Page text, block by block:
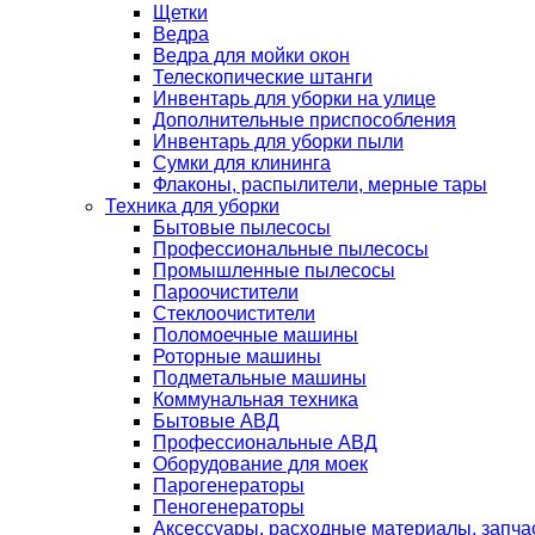
Щетки
Ведра
Ведра для мойки окон
Телескопические штанги
Инвентарь для уборки на улице
Дополнительные приспособления
Инвентарь для уборки пыли
Сумки для клининга
Флаконы, распылители, мерные тары
Техника для уборки
Бытовые пылесосы
Профессиональные пылесосы
Промышленные пылесосы
Пароочистители
Стеклоочистители
Поломоечные машины
Роторные машины
Подметальные машины
Коммунальная техника
Бытовые АВД
Профессиональные АВД
Оборудование для моек
Парогенераторы
Пеногенераторы
Аксессуары, расходные материалы,